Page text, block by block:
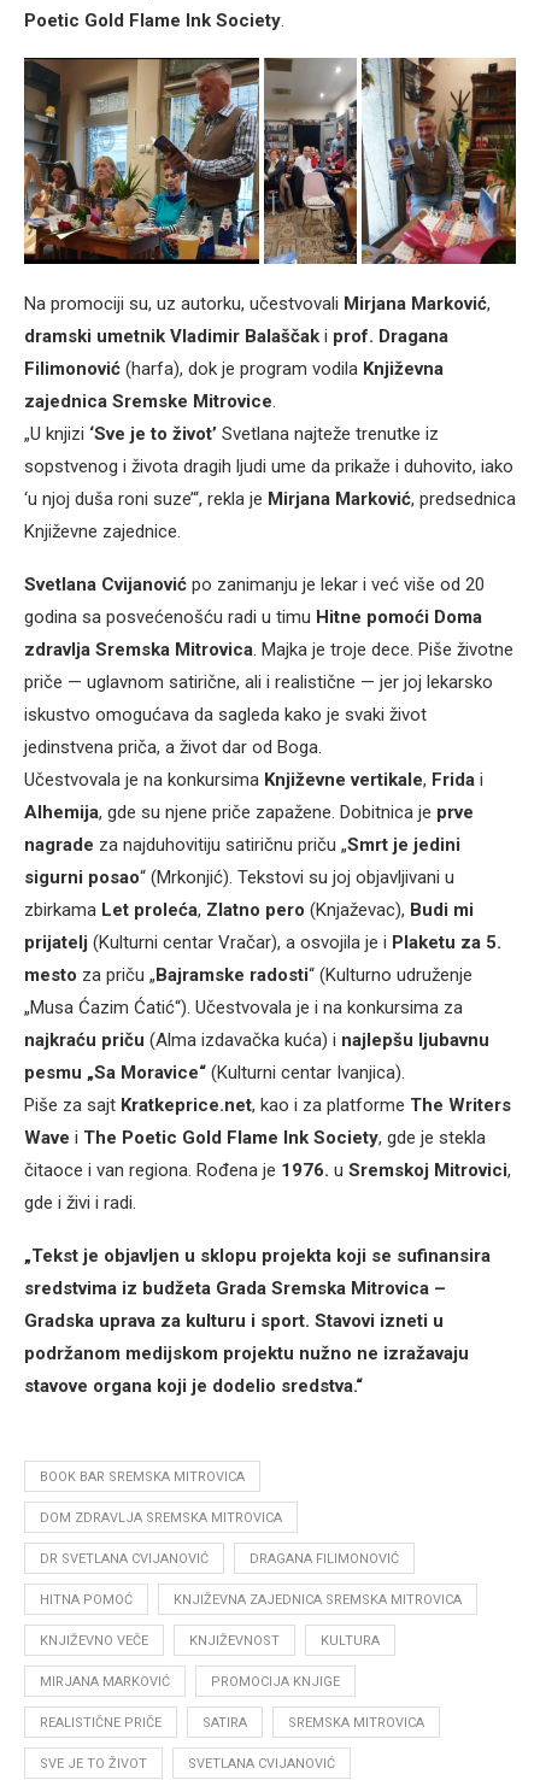
Poetic Gold Flame Ink Society
Na promociji su, uz autorku, učestvovali Mirjana Marković,
dramski umetnik Vladimir Balaščak i prof. Dragana
Filimonović (harfa), dok je program vodila Književna
zajednica Sremske Mitrovice
„U knjizi ‘Sve je to život’ Svetlana najteže trenutke iz
sopstvenog i života dragih ljudi ume da prikaže i duhovito, iako
‘u njoj duša roni suze’“, rekla je Mirjana Marković, predsednica
Književne zajednice.
Svetlana Cvijanović po zanimanju je lekar i već više od 20
godina sa posvećenošću radi u timu Hitne pomoći Doma
zdravlja Sremska Mitrovica . Majka je troje dece. Piše životne
priče — uglavnom satirične, ali i realistične — jer joj lekarsko
iskustvo omogućava da sagleda kako je svaki život
jedinstvena priča, a život dar od Boga.
Učestvovala je na konkursima Književne vertikale, Frida i
Alhemija, gde su njene priče zapažene. Dobitnica je prve
nagrade za najduhovitiju satiričnu priču „Smrt je jedini
sigurni posao“ (Mrkonjić). Tekstovi su joj objavljivani u
zbirkama Let proleća, Zlatno pero (Knjaževac), Budi mi
prijatelj (Kulturni centar Vračar), a osvojila je i Plaketu za 5.
mesto za priču „Bajramske radosti“ (Kulturno udruženje
„Musa Ćazim Ćatić“). Učestvovala je i na konkursima za
najkraću priču (Alma izdavačka kuća) i najlepšu ljubavnu
pesmu „Sa Moravice“ (Kulturni centar Ivanjica).
Piše za sajt Kratkeprice.net, kao i za platforme The Writers
Wave i The Poetic Gold Flame Ink Society, gde je stekla
čitaoce i van regiona. Rođena je 1976. u Sremskoj Mitrovici,
gde i živi i radi.
„Tekst je objavljen u sklopu projekta koji se sufinansira
sredstvima iz budžeta Grada Sremska Mitrovica –
Gradska uprava za kulturu i sport. Stavovi izneti u
podržanom medijskom projektu nužno ne izražavaju
stavove organa koji je dodelio sredstva.“
BOOK BAR SREMSKA MITROVICA
DOM ZDRAVLJA SREMSKA MITROVICA
DR SVETLANA CVIJANOVIĆ DRAGANA FILIMONOVIĆ
HITNA POMOĆ KNJIŽEVNA ZAJEDNICA SREMSKA MITROVICA
KNJIŽEVNO VEČE KNJIŽEVNOST KULTURA
MIRJANA MARKOVIĆ PROMOCIJA KNJIGE
REALISTIČNE PRIČE SATIRA SREMSKA MITROVICA
SVE JE TO ŽIVOT SVETLANA CVIJANOVIĆ